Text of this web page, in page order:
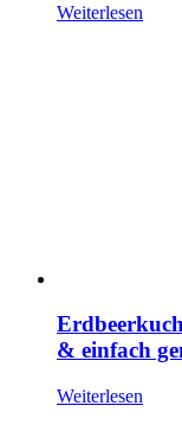
Weiterlesen
& einfach
Weiterlesen